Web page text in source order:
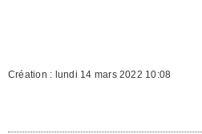
Création : lundi 14 mars 2022 10:08